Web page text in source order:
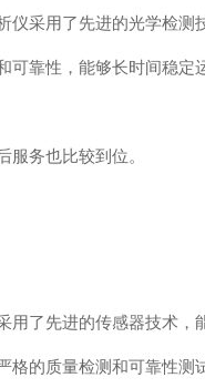
采用了先进的光学检测
靠性，能够长时间稳定
务也比较到位。
了先进的传感器技术，
的质量检测和可靠性测